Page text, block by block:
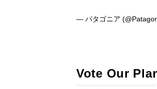
— パタゴニア
Vote Our